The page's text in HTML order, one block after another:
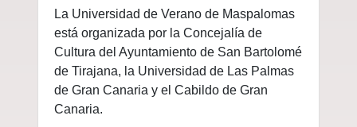
La Universidad de Verano de Maspalomas
está organizada por la Concejalía de
Cultura del Ayuntamiento de San Bartolomé
de Tirajana, la Universidad de Las Palmas
de Gran Canaria y el Cabildo de Gran
Canaria.